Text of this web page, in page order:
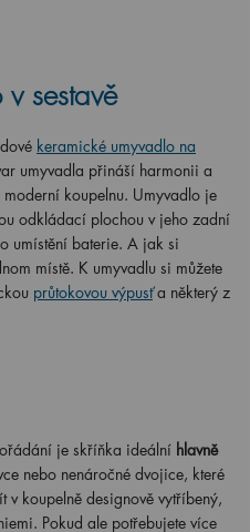
sestavě
keramické umyvadlo na
umyvadla přináší harmonii a
koupelnu. Umyvadlo je
odkládací plochou v jeho zadní
umístění baterie. A jak si
místě. K umyvadlu si můžete
průtokovou výpusťa některý z
je skříňka ideální hlavně
nebo nenáročné dvojice, které
v koupelně designově vytříbený,
Pokud ale potřebujete více